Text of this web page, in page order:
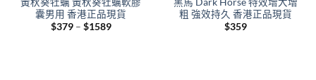
囊男用 香港正品現貨
$379 – $1589Price
粗 強效持久 香港正品現貨
$359